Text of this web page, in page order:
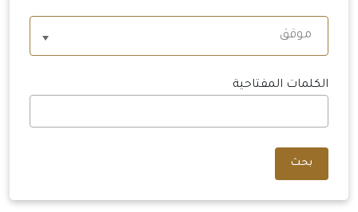
موقق
الكلمات المفتاحية
بحث